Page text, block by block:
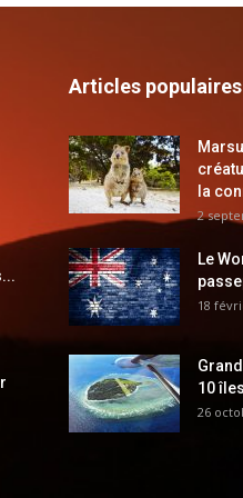
Articles populaires
la
2
Le
18
10
26